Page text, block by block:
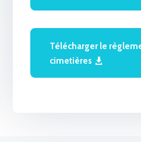
Télécharger le
cimetières